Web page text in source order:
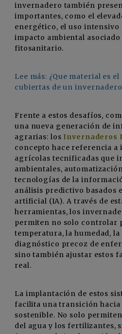
invernadero también
importantes, como el
energético, el uso intensivo
impacto ambiental asociado
fitosanitario.
Lee más: ¿Que material es
cubiertas de un
Frente a estos desafíos,
una nueva generación de
agrarias: los Invernaderos
concepto hace referencia a
agrícolas tecnificadas que
ambientales,
tecnologías de la
análisis predictivo basados
artificial (IA). A través de
herramientas, los
permiten no solo controlar
temperatura, la humedad,
diagnóstico precoz de
sino también ajustar estos
real.
La implantación de estos
facilita una transición
sostenible. No solo
del agua y los fertilizantes,